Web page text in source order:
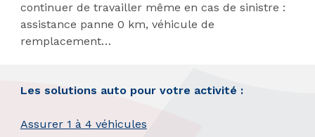
continuer de travailler même en cas de sinistre :
assistance panne 0 km, véhicule de
remplacement…
Les solutions auto pour votre activité :
Assurer 1 à 4 véhicules